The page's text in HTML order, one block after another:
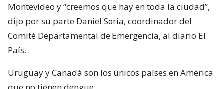
Montevideo y “creemos que hay en toda la ciudad”,
dijo por su parte Daniel Soria, coordinador del
Comité Departamental de Emergencia, al diario El
País.
Uruguay y Canadá son los únicos países en América
que no tienen dengue.